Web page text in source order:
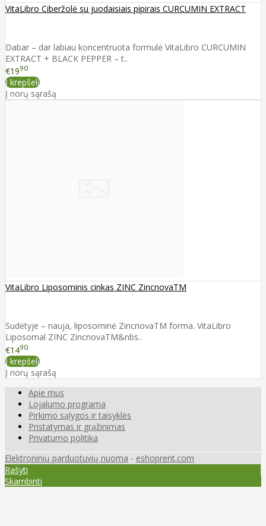
VitaLibro Ciberžolė su juodaisiais pipirais CURCUMIN EXTRACT
Dabar – dar labiau koncentruota formulė VitaLibro CURCUMIN
EXTRACT + BLACK PEPPER – t..
€1990
Į krepšelį
Į norų sąrašą
VitaLibro Liposominis cinkas ZINC ZincnovaTM
Sudėtyje – nauja, liposominė ZincnovaTM forma. VitaLibro
Liposomal ZINC ZincnovaTM&nbs..
€1490
Į krepšelį
Į norų sąrašą
Apie mus
Lojalumo programa
Pirkimo sąlygos ir taisyklės
Pristatymas ir grąžinimas
Privatumo politika
Elektroninių parduotuvių nuoma - eshoprent.com
Rašyti
Skambinti